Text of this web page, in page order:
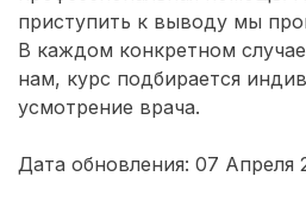
приступить к выводу мы
В каждом конкретном
нам, курс подбирается
усмотрение врача.
Дата обновления: 07 Апреля